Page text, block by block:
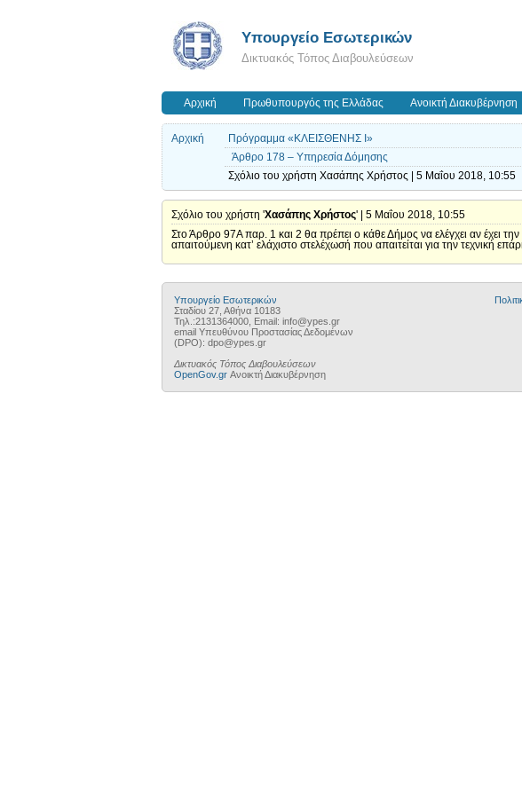
Υπουργείο Εσωτερικών
Δικτυακός Τόπος Διαβουλεύσεων
Αρχική Πρωθυπουργός της Ελλάδας Ανοικτή Διακυβέρνηση
Αρχική
Πρόγραμμα «ΚΛΕΙΣΘΕΝΗΣ Ι»
Άρθρο 178 – Υπηρεσία Δόμησης
Σχόλιο του χρήστη Χασάπης Χρήστος | 5 Μαΐου 2018, 10:55
Σχόλιο του χρήστη 'Χασάπης Χρήστος' | 5 Μαΐου 2018, 10:55
Στο Άρθρο 97Α παρ. 1 και 2 θα πρέπει ο κάθε Δήμος να ελέγχει αν έχει
απαιτούμενη κατ’ ελάχιστο στελέχωσή που απαιτείται για την τεχνική
Υπουργείο Εσωτερικών
Σταδίου 27, Αθήνα 10183
Τηλ.:2131364000, Email: info@ypes.gr
email Υπευθύνου Προστασίας Δεδομένων
(DPO): dpo@ypes.gr
Δικτυακός Τόπος Διαβουλεύσεων
OpenGov.gr Ανοικτή Διακυβέρνηση